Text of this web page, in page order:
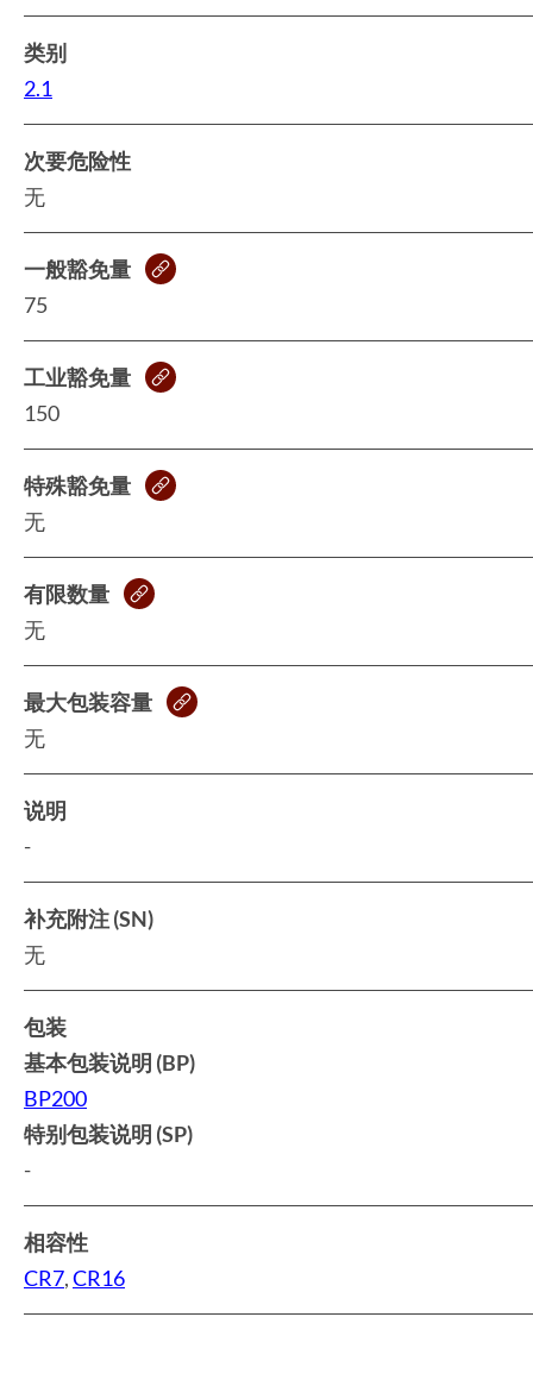
类别
2.1
次要危险性
无
一般豁免量
75
工业豁免量
150
特殊豁免量
无
有限数量
无
最大包装容量
无
说明
-
补充附注 (SN)
无
包装
基本包装说明 (BP)
BP200
特别包装说明 (SP)
-
相容性
CR7,CR16